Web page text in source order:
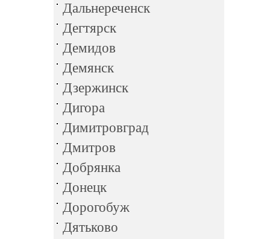
Дальнереченск
Дегтярск
Демидов
Демянск
Дзержинск
Дигора
Димитровград
Дмитров
Добрянка
Донецк
Дорогобуж
Дятьково